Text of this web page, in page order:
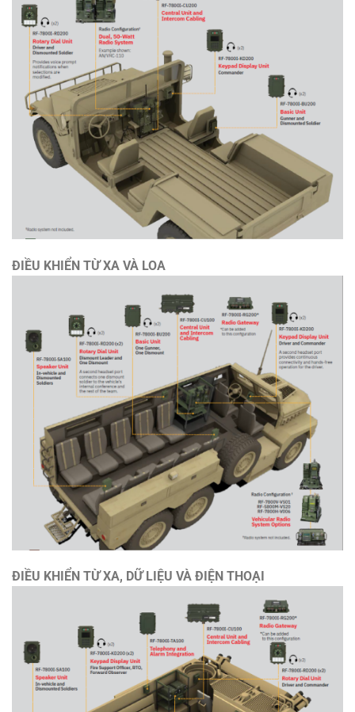
ĐIỀU KHIỂN TỪ XA VÀ LOA
ĐIỀU KHIỂN TỪ XA, DỮ LIỆU VÀ ĐIỆN THOẠI